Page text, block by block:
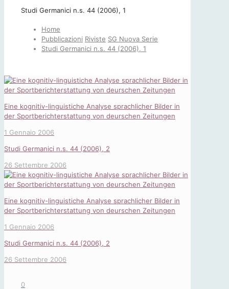
Studi Germanici n.s. 44 (2006), 1
Home
Pubblicazioni Riviste SG Nuova Serie
Studi Germanici n.s. 44 (2006), 1
Eine kognitiv-linguistiche Analyse sprachlicher Bilder in
der Sportberichterstattung von deurschen Zeitungen
1 Gennaio 2006
Studi Germanici n.s. 44 (2006), 2
26 Settembre 2006
Eine kognitiv-linguistiche Analyse sprachlicher Bilder in
der Sportberichterstattung von deurschen Zeitungen
1 Gennaio 2006
Studi Germanici n.s. 44 (2006), 2
26 Settembre 2006
0